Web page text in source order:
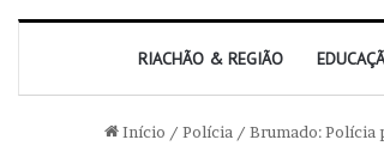
RIACHÃO & REGIÃO
Início / Polícia / Brumado: Polícia